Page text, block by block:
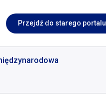
Przejdź do starego portalu